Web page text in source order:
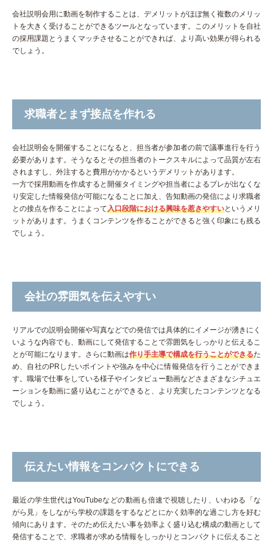
会社説明会用に動画を制作することは、デメリットがほぼ無く複数のメリッ
トを大きく受けることができるツールとなっています。このメリットを自社
の採用課題とうまくマッチさせることができれば、より高い効果が得られる
でしょう。
求職者とまず接点を作れる
会社説明会を開催することになると、担当者が参加者の前で議事進行を行う
必要があります。そうなるとその担当者のトークスキルによって品質が左右
されますし、外注すると費用がかかるというデメリットがあります。
一方で採用動画を作成すると開催タイミングや担当者によるブレが出なくな
り安定した情報発信が可能になることに加え、告知動画の発信により求職者
との接点を作ることによって入口段階における興味を惹きやすいというメリ
ットがあります。うまくコンテンツを作ることができると強く印象にも残る
でしょう。
会社の雰囲気を伝えやすい
リアルでの説明会開催や写真などでの発信では具体的にイメージが湧きにく
いような内容でも、動画にして発信することで雰囲気をしっかりと伝えるこ
とが可能になります。さらに動画は作り手主導で構成を行うことができるた
め、自社のPRしたいポイントや強みを中心に情報発信を行うことができま
す。職場で仕事をしている様子やインタビュー動画などさまざまなシチュエ
ーションを動画に盛り込むことができると、より充実したコンテンツとなる
でしょう。
伝えたい情報をコンパクトにできる
最近の学生世代はYouTubeなどの動画も倍速で視聴したり、いわゆる「な
がら見」をしながら学校の課題をするなどとにかく効率的な過ごし方を好む
傾向にあります。そのため伝えたい事を効率よく盛り込む構成の動画として
発信することで、求職者が求める情報をしっかりとコンパクトに伝えること